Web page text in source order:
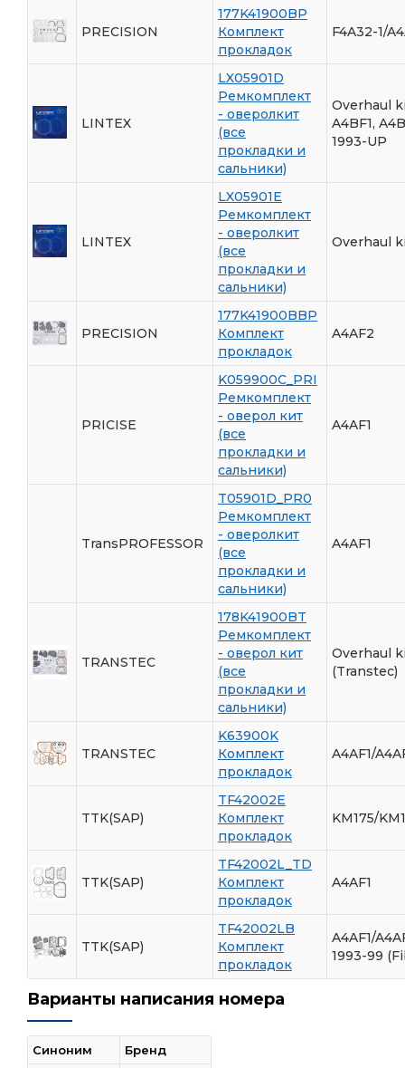
PRECISION
177K41900BP
Комплект
прокладок
F4A32-1/
LINTEX
LX05901D
Ремкомплект
- оверолкит
(все
прокладки и
сальники)
Overhaul
A4BF1,
1993-UP
LINTEX
LX05901E
Ремкомплект
- оверолкит
(все
прокладки и
сальники)
Overhaul
PRECISION
177K41900BBP
Комплект
прокладок
A4AF2
PRICISE
K059900C_PRI
Ремкомплект
- оверол кит
(все
прокладки и
сальники)
A4AF1
TransPROFESSOR
T05901D_PR0
Ремкомплект
- оверолкит
(все
прокладки и
сальники)
A4AF1
TRANSTEC
178K41900BT
Ремкомплект
- оверол кит
(все
прокладки и
сальники)
Overhaul
(Transtec)
TRANSTEC
K63900K
Комплект
прокладок
A4AF1/
TTK(SAP)
TF42002E
Комплект
прокладок
KM175/
TTK(SAP)
TF42002L_TD
Комплект
прокладок
A4AF1
TTK(SAP)
TF42002LB
Комплект
прокладок
A4AF1/
1993-99
Варианты написания номера
Синоним Бренд